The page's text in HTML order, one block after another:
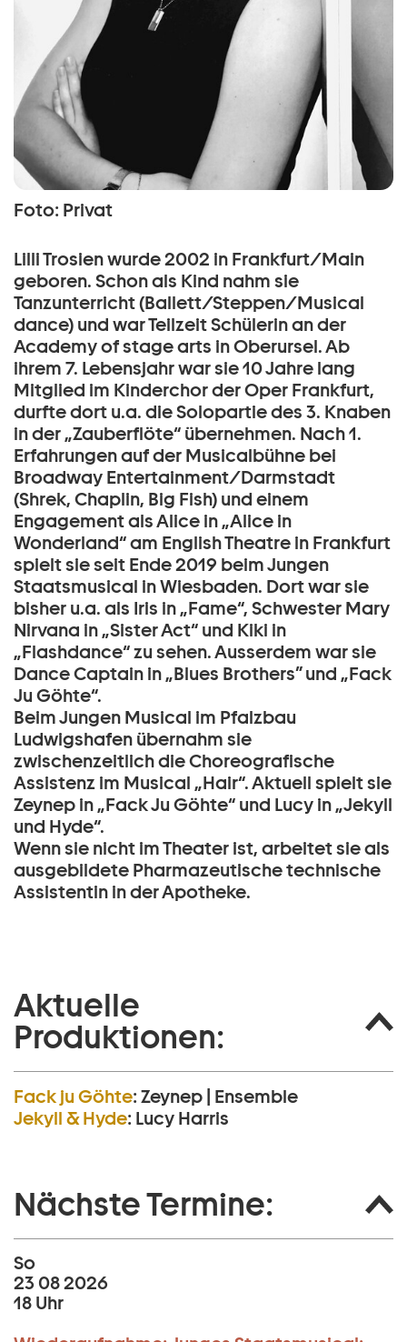
Foto: Privat
Lilli Trosien wurde 2002 in Frankfurt/Main
geboren. Schon als Kind nahm sie
Tanzunterricht (Ballett/Steppen/Musical
dance) und war Teilzeit Schülerin an der
Academy of stage arts in Oberursel. Ab
ihrem 7. Lebensjahr war sie 10 Jahre lang
Mitglied im Kinderchor der Oper Frankfurt,
durfte dort u.a. die Solopartie des 3. Knaben
in der „Zauberflöte“ übernehmen. Nach 1.
Erfahrungen auf der Musicalbühne bei
Broadway Entertainment/Darmstadt
(Shrek, Chaplin, Big Fish) und einem
Engagement als Alice in „Alice in
Wonderland“ am English Theatre in Frankfurt
spielt sie seit Ende 2019 beim Jungen
Staatsmusical in Wiesbaden. Dort war sie
bisher u.a. als Iris in „Fame“, Schwester Mary
Nirvana in „Sister Act“ und Kiki in
„Flashdance“ zu sehen. Ausserdem war sie
Dance Captain in „Blues Brothers” und „Fack
Ju Göhte“.
Beim Jungen Musical im Pfalzbau
Ludwigshafen übernahm sie
zwischenzeitlich die Choreografische
Assistenz im Musical „Hair“. Aktuell spielt sie
Zeynep in „Fack Ju Göhte“ und Lucy in „Jekyll
und Hyde“.
Wenn sie nicht im Theater ist, arbeitet sie als
ausgebildete Pharmazeutische technische
Assistentin in der Apotheke.
Aktuelle
Produktionen:
Fack ju Göhte: Zeynep | Ensemble
Jekyll & Hyde: Lucy Harris
Nächste Termine:
So
23 08 2026
18 Uhr